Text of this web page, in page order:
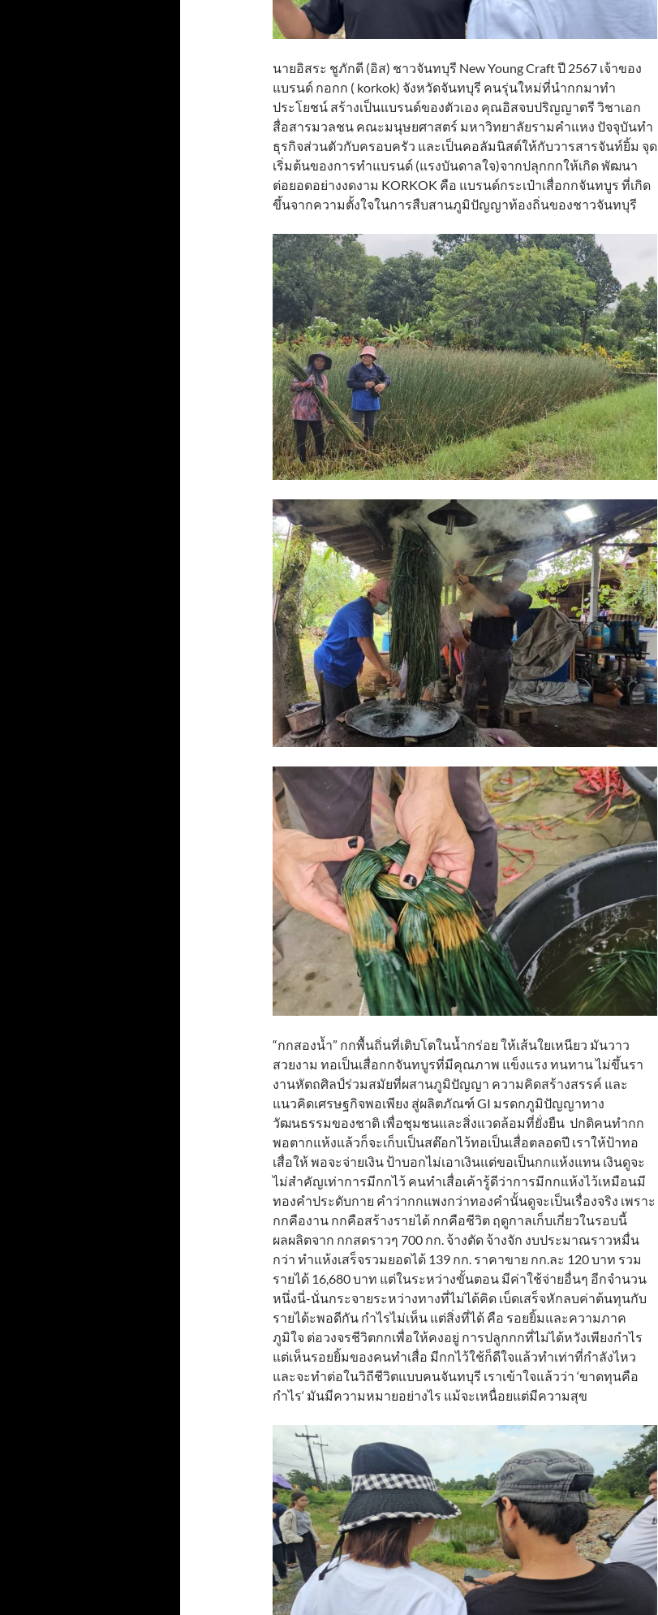
นายอิสระ ชูภักดี (อิส) ชาวจันทบุรี New Young Craft ปี 2567 เจ้าของ
แบรนด์ กอกก ( korkok) จังหวัดจันทบุรี คนรุ่นใหม่ที่นำกกมาทำ
ประโยชน์ สร้างเป็นแบรนด์ของตัวเอง คุณอิสจบปริญญาตรี วิชาเอก
สื่อสารมวลชน คณะมนุษยศาสตร์ มหาวิทยาลัยรามคำแหง ปัจจุบันทำ
ธุรกิจส่วนตัวกับครอบครัว และเป็นคอลัมนิสต์ให้กับวารสารจันท์ยิ้ม จุด
เริ่มต้นของการทำแบรนด์ (แรงบันดาลใจ)จากปลุกกกให้เกิด พัฒนา
ต่อยอดอย่างงดงาม KORKOK คือ แบรนด์กระเป๋าเสื่อกกจันทบูร ที่เกิด
ขึ้นจากความตั้งใจในการสืบสานภูมิปัญญาท้องถิ่นของชาวจันทบุรี
“กกสองน้ำ” กกพื้นถิ่นที่เติบโตในน้ำกร่อย ให้เส้นใยเหนียว มันวาว
สวยงาม ทอเป็นเสื่อกกจันทบูรที่มีคุณภาพ แข็งแรง ทนทาน ไม่ขึ้นรา
งานหัตถศิลป์ร่วมสมัยที่ผสานภูมิปัญญา ความคิดสร้างสรรค์ และ
แนวคิดเศรษฐกิจพอเพียง สู่ผลิตภัณฑ์ GI มรดกภูมิปัญญาทาง
วัฒนธรรมของชาติ เพื่อชุมชนและสิ่งแวดล้อมที่ยั่งยืน ปกติคนทำกก
พอตากแห้งแล้วก็จะเก็บเป็นสต๊อกไว้ทอเป็นเสื่อตลอดปี เราให้ป้าทอ
เสื่อให้ พอจะจ่ายเงิน ป้าบอกไม่เอาเงินแต่ขอเป็นกกแห้งแทน เงินดูจะ
ไม่สำคัญเท่าการมีกกไว้ คนทำเสื่อเค้ารู้ดีว่าการมีกกแห้งไว้เหมือนมี
ทองคำประดับกาย คำว่ากกแพงกว่าทองคำนั้นดูจะเป็นเรื่องจริง เพราะ
กกคืองาน กกคือสร้างรายได้ กกคือชีวิต ฤดูกาลเก็บเกี่ยวในรอบนี้
ผลผลิตจาก กกสดราวๆ 700 กก. จ้างตัด จ้างจัก งบประมาณราวหมื่น
กว่า ทำแห้งเสร็จรวมยอดได้ 139 กก. ราคาขาย กก.ละ 120 บาท รวม
รายได้ 16,680 บาท แต่ในระหว่างขั้นตอน มีค่าใช้จ่ายอื่นๆ อีกจำนวน
หนึ่งนี่-นั่นกระจายระหว่างทางที่ไม่ได้คิด เบ็ดเสร็จหักลบค่าต้นทุนกับ
รายได้ะพอดีกัน กำไรไม่เห็น แต่สิ่งที่ได้ คือ รอยยิ้มและความภาค
ภูมิใจ ต่อวงจรชีวิตกกเพื่อให้คงอยู่ การปลูกกกที่ไม่ได้หวังเพียงกำไร
แต่เห็นรอยยิ้มของคนทำเสื่อ มีกกไว้ใช้ก็ดีใจแล้วทำเท่าที่กำลังไหว
และจะทำต่อในวิถีชีวิตแบบคนจันทบุรี เราเข้าใจแล้วว่า ‘ขาดทุนคือ
กำไร‘ มันมีความหมายอย่างไร แม้จะเหนื่อยแต่มีความสุข